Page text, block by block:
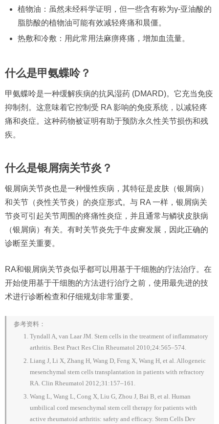
植物油：虽然未经科学证明，但一些含有称为γ-亚油酸的
脂肪酸的植物油可能有效减轻疼痛和晨僵。
热敷和冷敷：用此常用法麻痹疼痛，增加血流量。
什么是甲氨蝶呤？
甲氨蝶呤是一种缓解疾病的抗风湿药 (DMARD)。它充当免疫
抑制剂。这意味着它控制受 RA 影响的免疫系统，以减轻疼
痛和炎症。这种药物被证明有助于预防永久性关节损伤和残
疾。
什么是银屑病关节炎？
银屑病关节炎也是一种慢性疾病，其特征是皮肤（银屑病）
和关节（炎性关节炎）的炎症形式。与 RA 一样，银屑病关
节炎可引起关节周围的疼痛性炎症，并且通常与鳞状皮肤病
（银屑病）有关。有时关节炎先于牛皮癣发展，因此正确的
诊断至关重要。
RA和银屑病关节炎似乎都可以用基于干细胞的疗法治疗。在
开始使用基于干细胞的方法进行治疗之前，使用最先进的技
术进行诊断检查和仔细规划非常重要。
参考资料：
Tyndall A, van Laar JM. Stem cells in the treatment of inflammatory
arthritis. Best Pract Res Clin Rheumatol 2010;24:565–574.
Liang J, Li X, Zhang H, Wang D, Feng X, Wang H, et al. Allogeneic
mesenchymal stem cells transplantation in patients with refractory
RA. Clin Rheumatol 2012;31:157–161.
Wang L, Wang L, Cong X, Liu G, Zhou J, Bai B, et al. Human
umbilical cord mesenchymal stem cell therapy for patients with
active rheumatoid arthritis: safety and efficacy. Stem Cells Dev